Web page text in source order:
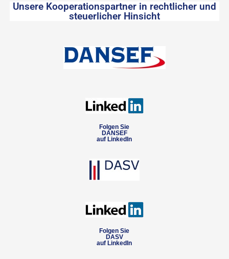
Unsere Kooperationspartner in rechtlicher und
steuerlicher Hinsicht
Folgen Sie
DANSEF
auf LinkedIn
Folgen Sie
DASV
auf LinkedIn